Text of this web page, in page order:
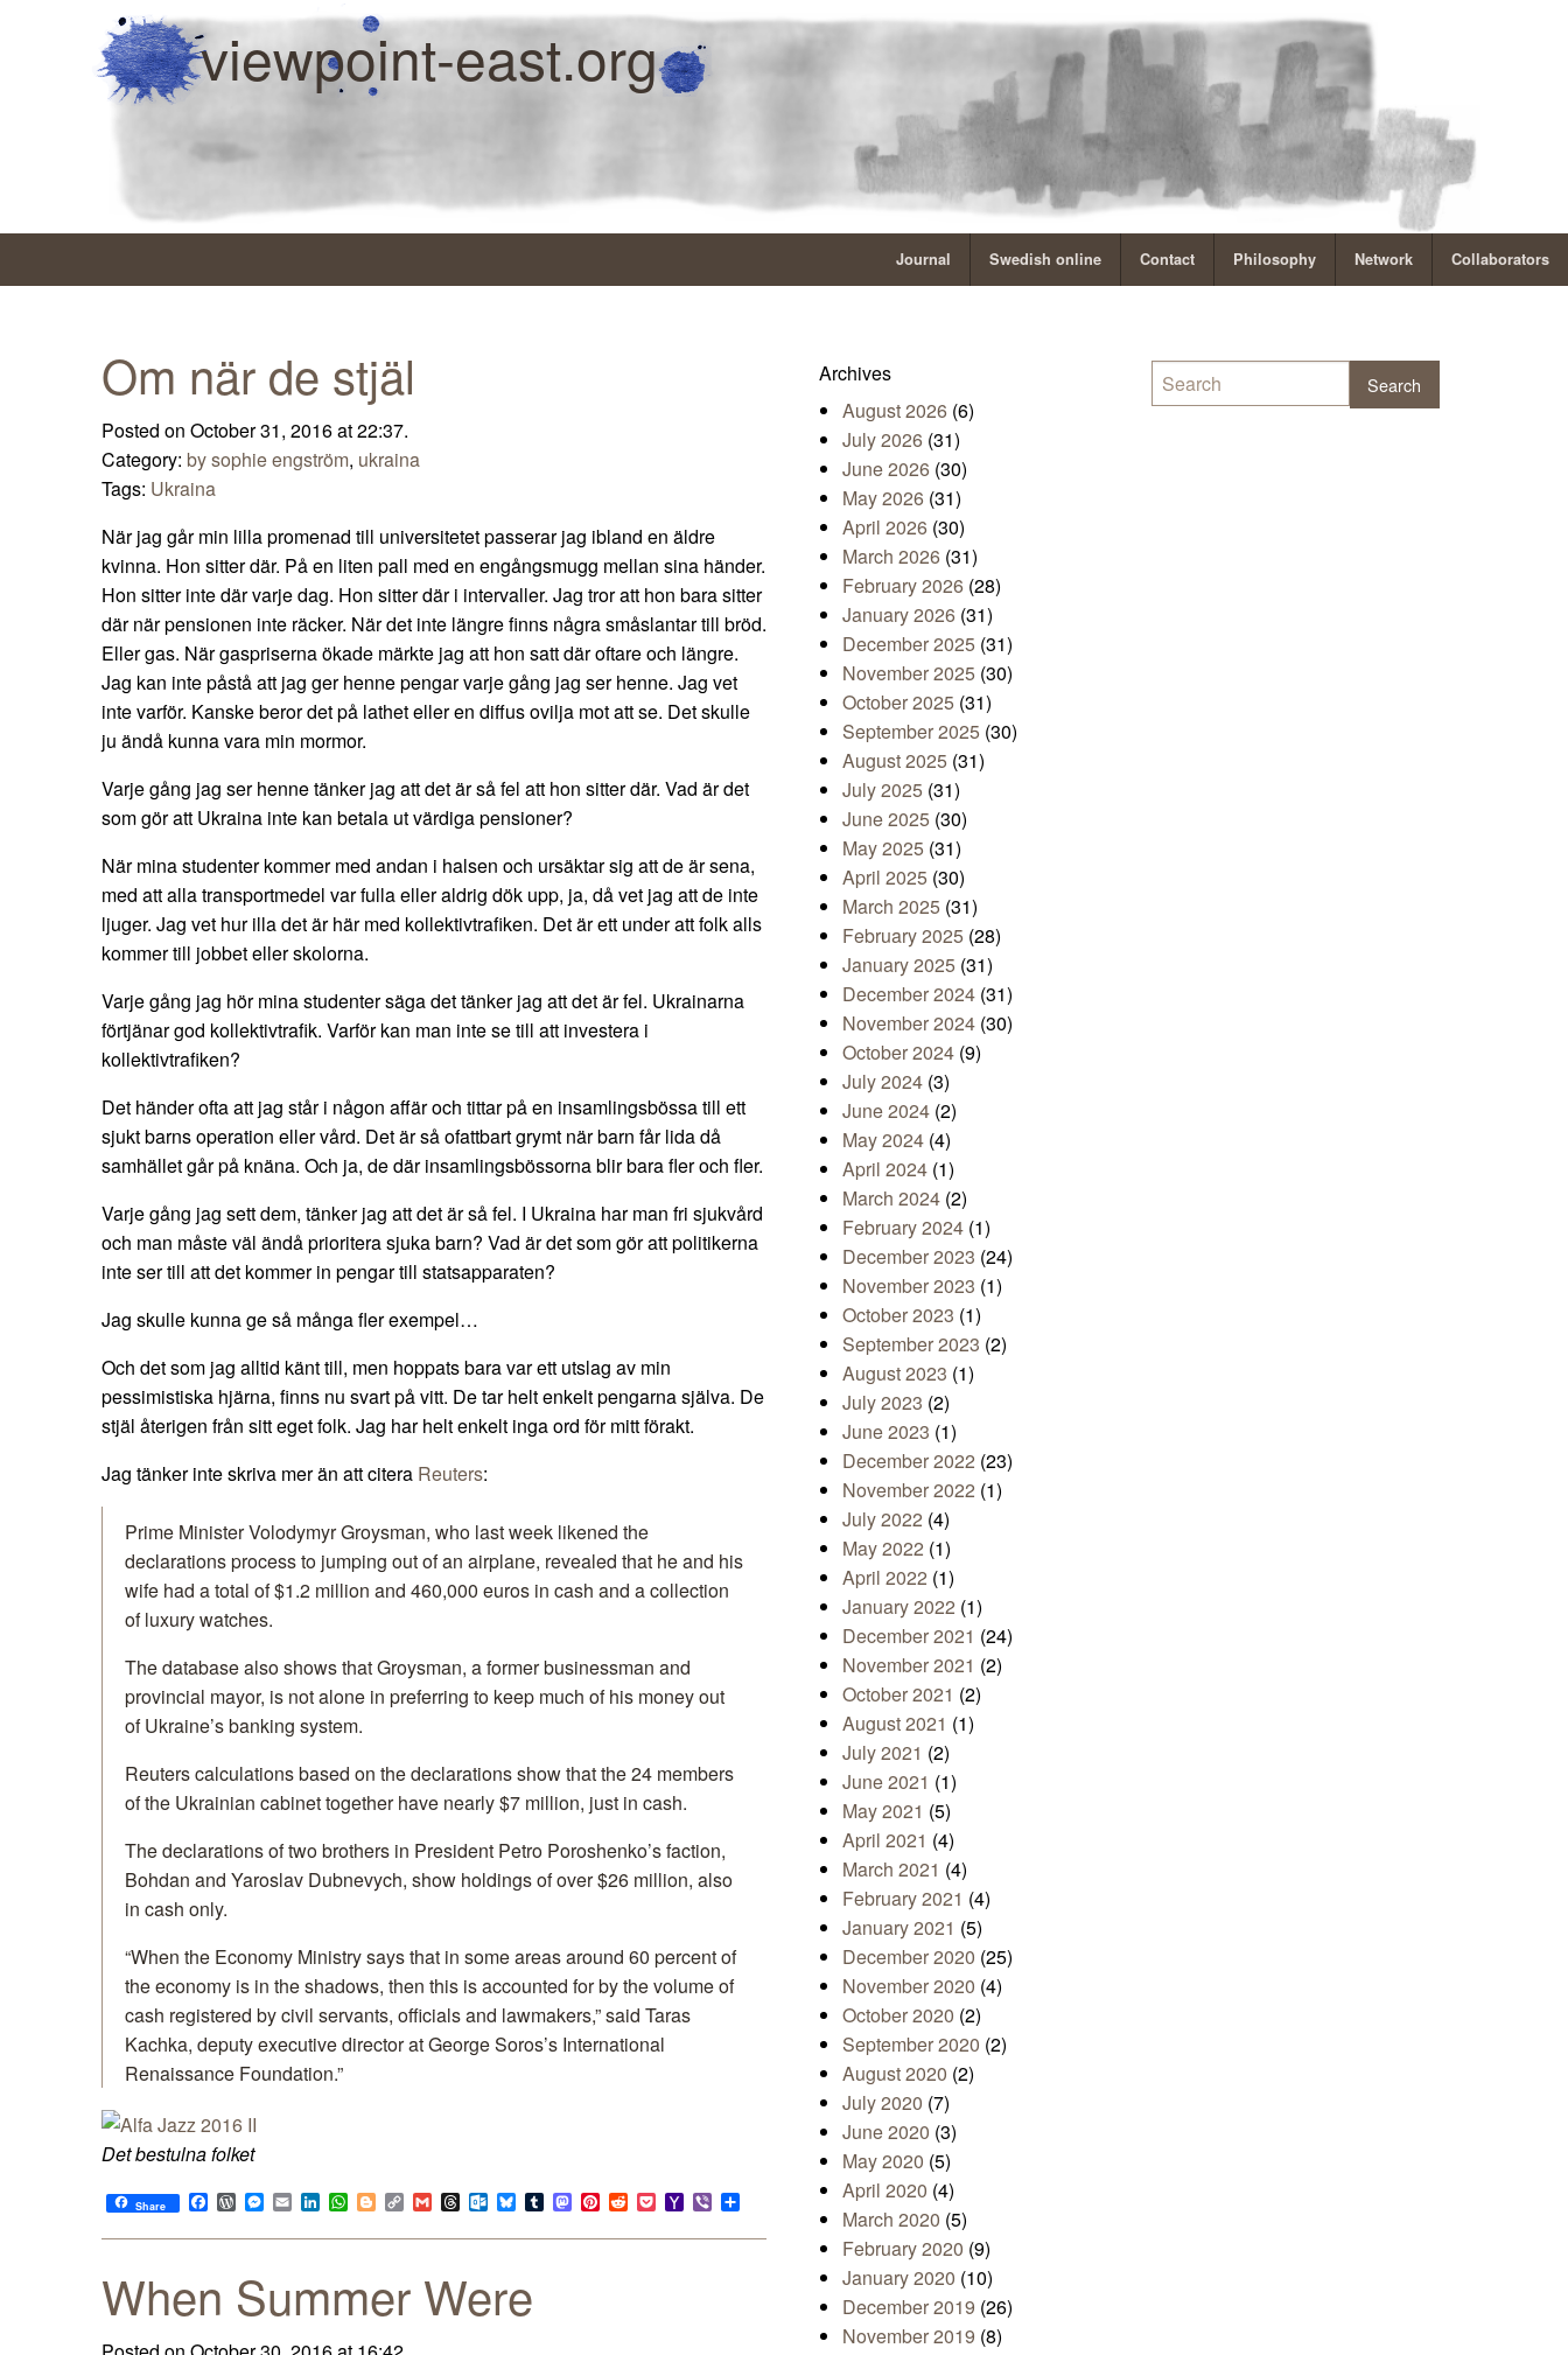
viewpoint-east.org
Journal Swedish online Contact Philosophy Network Collaborators
Om när de stjäl
Posted on October 31, 2016 at 22:37.
Category: by sophie engström, ukraina
Tags: Ukraina
​När jag går min lilla promenad till universitetet passerar jag ibland en äldre
kvinna. Hon sitter där. På en liten pall med en engångsmugg mellan sina händer.
Hon sitter inte där varje dag. Hon sitter där i intervaller. Jag tror att hon bara sitter
där när pensionen inte räcker. När det inte längre finns några småslantar till bröd.
Eller gas. När gaspriserna ökade märkte jag att hon satt där oftare och längre.
Jag kan inte påstå att jag ger henne pengar varje gång jag ser henne. Jag vet
inte varför. Kanske beror det på lathet eller en diffus ovilja mot att se. Det skulle
ju ändå kunna vara min mormor.
Varje gång jag ser henne tänker jag att det är så fel att hon sitter där. Vad är det
som gör att Ukraina inte kan betala ut värdiga pensioner?
När mina studenter kommer med andan i halsen och ursäktar sig att de är sena,
med att alla transportmedel var fulla eller aldrig dök upp, ja, då vet jag att de inte
ljuger. Jag vet hur illa det är här med kollektivtrafiken. Det är ett under att folk alls
kommer till jobbet eller skolorna.
Varje gång jag hör mina studenter säga det tänker jag att det är fel. Ukrainarna
förtjänar god kollektivtrafik. Varför kan man inte se till att investera i
kollektivtrafiken?
Det händer ofta att jag står i någon affär och tittar på en insamlingsbössa till ett
sjukt barns operation eller vård. Det är så ofattbart grymt när barn får lida då
samhället går på knäna. Och ja, de där insamlingsbössorna blir bara fler och fler.
Varje gång jag sett dem, tänker jag att det är så fel. I Ukraina har man fri sjukvård
och man måste väl ändå prioritera sjuka barn? Vad är det som gör att politikerna
inte ser till att det kommer in pengar till statsapparaten?
Jag skulle kunna ge så många fler exempel…
Och det som jag alltid känt till, men hoppats bara var ett utslag av min
pessimistiska hjärna, finns nu svart på vitt. De tar helt enkelt pengarna själva. De
stjäl återigen från sitt eget folk. Jag har helt enkelt inga ord för mitt förakt.
Jag tänker inte skriva mer än att citera Reuters:
Prime Minister Volodymyr Groysman, who last week likened the
declarations process to jumping out of an airplane, revealed that he and his
wife had a total of $1.2 million and 460,000 euros in cash and a collection
of luxury watches.
The database also shows that Groysman, a former businessman and
provincial mayor, is not alone in preferring to keep much of his money out
of Ukraine’s banking system.
Reuters calculations based on the declarations show that the 24 members
of the Ukrainian cabinet together have nearly $7 million, just in cash.
The declarations of two brothers in President Petro Poroshenko’s faction,
Bohdan and Yaroslav Dubnevych, show holdings of over $26 million, also
in cash only.
“When the Economy Ministry says that in some areas around 60 percent of
the economy is in the shadows, then this is accounted for by the volume of
cash registered by civil servants, officials and lawmakers,” said Taras
Kachka, deputy executive director at George Soros’s International
Renaissance Foundation.”
Det bestulna folket
Share Facebook
WordPress
Messenger
EmailLinkedIn
WhatsApp
BloggerCopy
Link
GmailThreadsOutlook.com
Bluesky
TumblrMastodon
Pinterest
RedditPocketYahoo
Mail
Viber
When Summer Were
Archives
August 2026 (6)
July 2026 (31)
June 2026 (30)
May 2026 (31)
April 2026 (30)
March 2026 (31)
February 2026 (28)
January 2026 (31)
December 2025 (31)
November 2025 (30)
October 2025 (31)
September 2025 (30)
August 2025 (31)
July 2025 (31)
June 2025 (30)
May 2025 (31)
April 2025 (30)
March 2025 (31)
February 2025 (28)
January 2025 (31)
December 2024 (31)
November 2024 (30)
October 2024 (9)
July 2024 (3)
June 2024 (2)
May 2024 (4)
April 2024 (1)
March 2024 (2)
February 2024 (1)
December 2023 (24)
November 2023 (1)
October 2023 (1)
September 2023 (2)
August 2023 (1)
July 2023 (2)
June 2023 (1)
December 2022 (23)
November 2022 (1)
July 2022 (4)
May 2022 (1)
April 2022 (1)
January 2022 (1)
December 2021 (24)
November 2021 (2)
October 2021 (2)
August 2021 (1)
July 2021 (2)
June 2021 (1)
May 2021 (5)
April 2021 (4)
March 2021 (4)
February 2021 (4)
January 2021 (5)
December 2020 (25)
November 2020 (4)
October 2020 (2)
September 2020 (2)
August 2020 (2)
July 2020 (7)
June 2020 (3)
May 2020 (5)
April 2020 (4)
March 2020 (5)
February 2020 (9)
January 2020 (10)
December 2019 (26)
November 2019 (8)